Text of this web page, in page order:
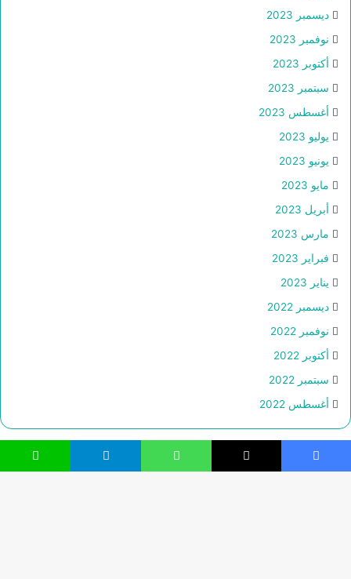
ديسمبر 2023
نوفمبر 2023
أكتوبر 2023
سبتمبر 2023
أغسطس 2023
يوليو 2023
يونيو 2023
مايو 2023
أبريل 2023
مارس 2023
فبراير 2023
يناير 2023
ديسمبر 2022
نوفمبر 2022
أكتوبر 2022
سبتمبر 2022
أغسطس 2022
فيسبوك ‫X واتساب تيلقرام لاين